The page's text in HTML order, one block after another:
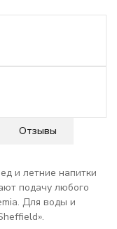
Отзывы
и летние напитки
подачу любого
Для воды и